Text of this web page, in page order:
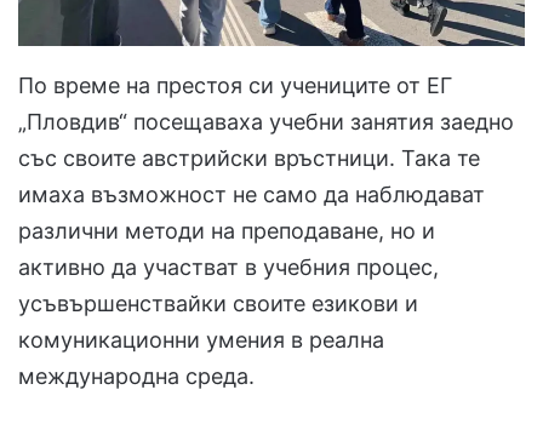
По време на престоя си учениците от ЕГ
„Пловдив“ посещаваха учебни занятия заедно
със своите австрийски връстници. Така те
имаха възможност не само да наблюдават
различни методи на преподаване, но и
активно да участват в учебния процес,
усъвършенствайки своите езикови и
комуникационни умения в реална
международна среда.